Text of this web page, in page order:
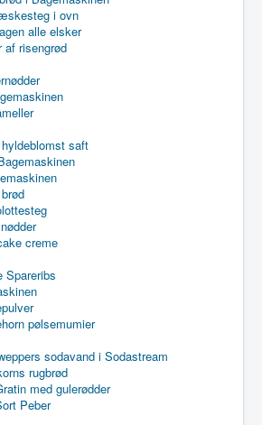
i ovn
alle elsker
risengrød
saft
creme
Spareribs
pølsemumier
sodavand i Sodastream
rugbrød
med gulerødder
Peber